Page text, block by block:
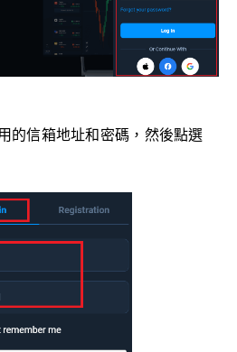
的信箱地址和密碼，然後點選